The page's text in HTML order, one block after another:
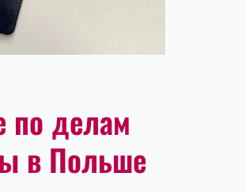
по делам
в Польше